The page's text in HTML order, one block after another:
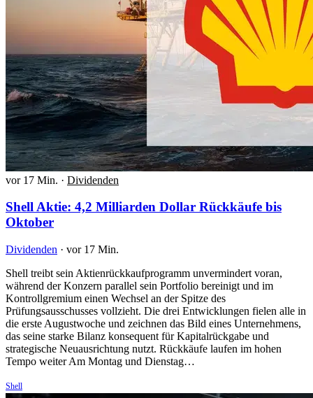
vor 17 Min. · Dividenden
Shell Aktie: 4,2 Milliarden Dollar Rückkäufe bis
Oktober
Dividenden · vor 17 Min.
Shell treibt sein Aktienrückkaufprogramm unvermindert voran,
während der Konzern parallel sein Portfolio bereinigt und im
Kontrollgremium einen Wechsel an der Spitze des
Prüfungsausschusses vollzieht. Die drei Entwicklungen fielen alle in
die erste Augustwoche und zeichnen das Bild eines Unternehmens,
das seine starke Bilanz konsequent für Kapitalrückgabe und
strategische Neuausrichtung nutzt. Rückkäufe laufen im hohen
Tempo weiter Am Montag und Dienstag…
Shell